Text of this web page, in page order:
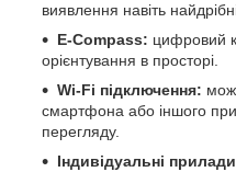
виявлення навіть
E-Compass: цифровий
орієнтування в просторі.
Wi-Fi підключення:
смартфона або іншого
перегляду.
Індивідуальні